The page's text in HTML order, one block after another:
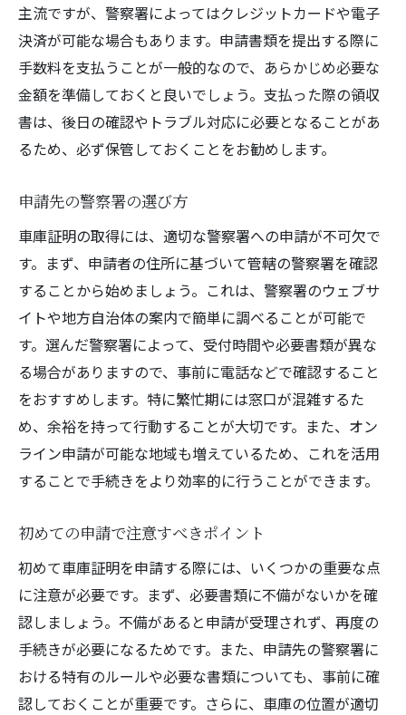
主流ですが、警察署によってはクレジットカードや電子
決済が可能な場合もあります。申請書類を提出する際に
手数料を支払うことが一般的なので、あらかじめ必要な
金額を準備しておくと良いでしょう。支払った際の領収
書は、後日の確認やトラブル対応に必要となることがあ
るため、必ず保管しておくことをお勧めします。
申請先の警察署の選び方
車庫証明の取得には、適切な警察署への申請が不可欠で
す。まず、申請者の住所に基づいて管轄の警察署を確認
することから始めましょう。これは、警察署のウェブサ
イトや地方自治体の案内で簡単に調べることが可能で
す。選んだ警察署によって、受付時間や必要書類が異な
る場合がありますので、事前に電話などで確認すること
をおすすめします。特に繁忙期には窓口が混雑するた
め、余裕を持って行動することが大切です。また、オン
ライン申請が可能な地域も増えているため、これを活用
することで手続きをより効率的に行うことができます。
初めての申請で注意すべきポイント
初めて車庫証明を申請する際には、いくつかの重要な点
に注意が必要です。まず、必要書類に不備がないかを確
認しましょう。不備があると申請が受理されず、再度の
手続きが必要になるためです。また、申請先の警察署に
おける特有のルールや必要な書類についても、事前に確
認しておくことが重要です。さらに、車庫の位置が適切